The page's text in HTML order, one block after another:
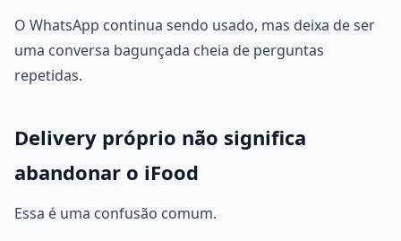
O WhatsApp continua sendo usado, mas deixa de ser
uma conversa bagunçada cheia de perguntas
repetidas.
Delivery próprio não significa
abandonar o iFood
Essa é uma confusão comum.